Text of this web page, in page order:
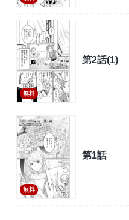
無料
第2話(1)
無料
第1話